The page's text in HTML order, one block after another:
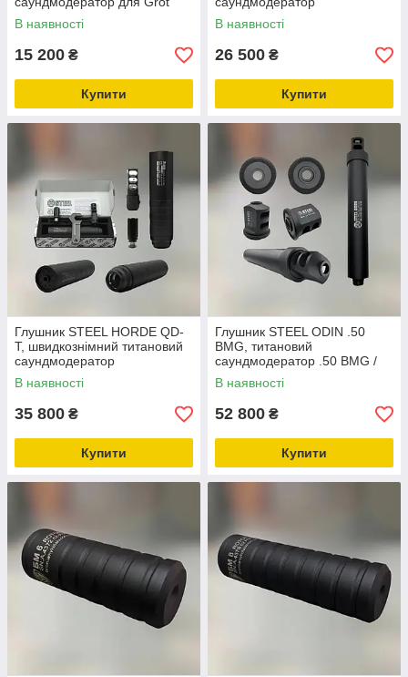
В наявності
15 200 ₴
Купити
В наявності
26 500 ₴
Купити
Глушник STEEL HORDE QD-
T, швидкознімний титановий
саундмодератор
В наявності
35 800 ₴
Купити
Глушник STEEL ODIN .50
BMG, титановий
саундмодератор .50 BMG /
12.7 мм
В наявності
52 800 ₴
Купити